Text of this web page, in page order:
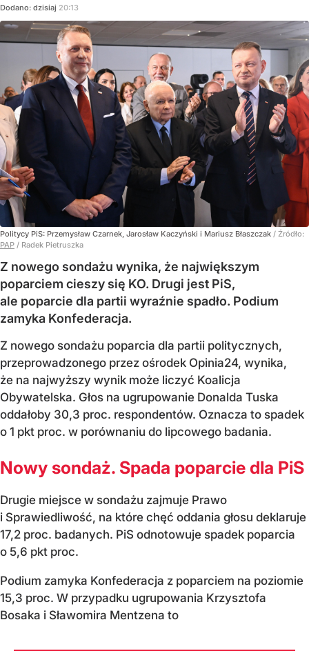
Dodano: dzisiaj 20:13
Politycy PiS: Przemysław Czarnek, Jarosław Kaczyński i Mariusz Błaszczak / Źródło:
PAP / Radek Pietruszka
Z nowego sondażu wynika, że największym
poparciem cieszy się KO. Drugi jest PiS,
ale poparcie dla partii wyraźnie spadło. Podium
zamyka Konfederacja.
Z nowego sondażu poparcia dla partii politycznych,
przeprowadzonego przez ośrodek Opinia24, wynika,
że na najwyższy wynik może liczyć Koalicja
Obywatelska. Głos na ugrupowanie Donalda Tuska
oddałoby 30,3 proc. respondentów. Oznacza to spadek
o 1 pkt proc. w porównaniu do lipcowego badania.
Nowy sondaż. Spada poparcie dla PiS
Drugie miejsce w sondażu zajmuje Prawo
i Sprawiedliwość, na które chęć oddania głosu deklaruje
17,2 proc. badanych. PiS odnotowuje spadek poparcia
o 5,6 pkt proc.
Podium zamyka Konfederacja z poparciem na poziomie
15,3 proc. W przypadku ugrupowania Krzysztofa
Bosaka i Sławomira Mentzena to